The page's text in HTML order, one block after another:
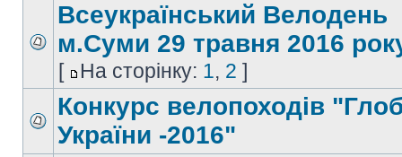
Всеукраїнський Велодень
м.Суми 29 травня 2016
[ На сторінку: 1, 2 ]
Конкурс велопоходів
України -2016"